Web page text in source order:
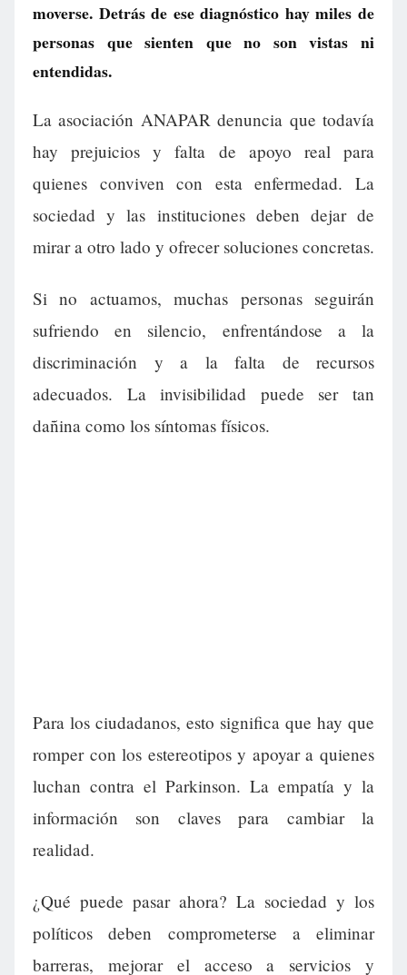
moverse. Detrás de ese diagnóstico hay miles de
personas que sienten que no son vistas ni
entendidas.
La asociación ANAPAR denuncia que todavía
hay prejuicios y falta de apoyo real para
quienes conviven con esta enfermedad. La
sociedad y las instituciones deben dejar de
mirar a otro lado y ofrecer soluciones concretas.
Si no actuamos, muchas personas seguirán
sufriendo en silencio, enfrentándose a la
discriminación y a la falta de recursos
adecuados. La invisibilidad puede ser tan
dañina como los síntomas físicos.
Para los ciudadanos, esto significa que hay que
romper con los estereotipos y apoyar a quienes
luchan contra el Parkinson. La empatía y la
información son claves para cambiar la
realidad.
¿Qué puede pasar ahora? La sociedad y los
políticos deben comprometerse a eliminar
barreras, mejorar el acceso a servicios y